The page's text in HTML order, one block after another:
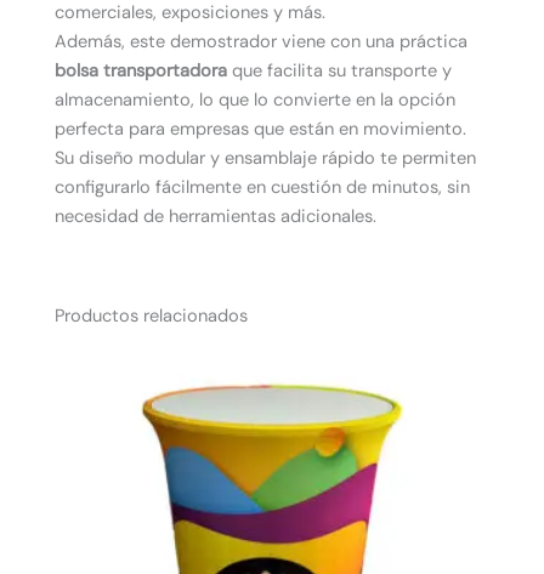
comerciales, exposiciones y más.
Además, este demostrador viene con una práctica
bolsa transportadora que facilita su transporte y
almacenamiento, lo que lo convierte en la opción
perfecta para empresas que están en movimiento.
Su diseño modular y ensamblaje rápido te permiten
configurarlo fácilmente en cuestión de minutos, sin
necesidad de herramientas adicionales.
Productos relacionados